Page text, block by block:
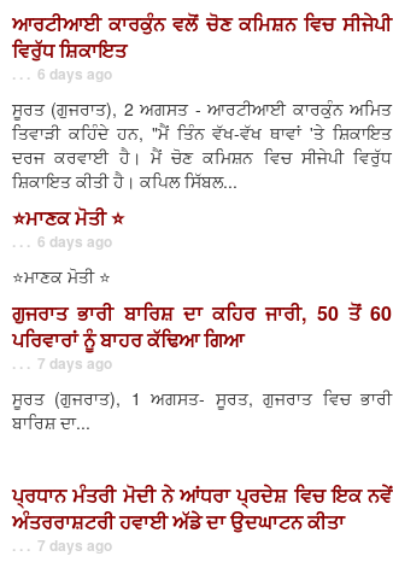
ਆਰਟੀਆਈ ਕਾਰਕੁੰਨ ਵਲੋਂ ਚੋਣ ਕਮਿਸ਼ਨ ਵਿਚ ਸੀਜੇਪੀ
ਵਿਰੁੱਧ ਸ਼ਿਕਾਇਤ
. . . 6 days ago
ਸੂਰਤ (ਗੁਜਰਾਤ), 2 ਅਗਸਤ - ਆਰਟੀਆਈ ਕਾਰਕੁੰਨ ਅਮਿਤ
ਤਿਵਾੜੀ ਕਹਿੰਦੇ ਹਨ, "ਮੈਂ ਤਿੰਨ ਵੱਖ-ਵੱਖ ਥਾਵਾਂ 'ਤੇ ਸ਼ਿਕਾਇਤ
ਦਰਜ ਕਰਵਾਈ ਹੈ। ਮੈਂ ਚੋਣ ਕਮਿਸ਼ਨ ਵਿਚ ਸੀਜੇਪੀ ਵਿਰੁੱਧ
ਸ਼ਿਕਾਇਤ ਕੀਤੀ ਹੈ। ਕਪਿਲ ਸਿੱਬਲ...
⭐️ਮਾਣਕ ਮੋਤੀ ⭐️
. . . 6 days ago
⭐️ਮਾਣਕ ਮੋਤੀ ⭐️
ਗੁਜਰਾਤ ਭਾਰੀ ਬਾਰਿਸ਼ ਦਾ ਕਹਿਰ ਜਾਰੀ, 50 ਤੋਂ 60
ਪਰਿਵਾਰਾਂ ਨੂੰ ਬਾਹਰ ਕੱਢਿਆ ਗਿਆ
. . . 7 days ago
ਸੂਰਤ (ਗੁਜਰਾਤ), 1 ਅਗਸਤ- ਸੂਰਤ, ਗੁਜਰਾਤ ਵਿਚ ਭਾਰੀ
ਬਾਰਿਸ਼ ਦਾ...
ਪ੍ਰਧਾਨ ਮੰਤਰੀ ਮੋਦੀ ਨੇ ਆਂਧਰਾ ਪ੍ਰਦੇਸ਼ ਵਿਚ ਇਕ ਨਵੇਂ
ਅੰਤਰਰਾਸ਼ਟਰੀ ਹਵਾਈ ਅੱਡੇ ਦਾ ਉਦਘਾਟਨ ਕੀਤਾ
. . . 7 days ago